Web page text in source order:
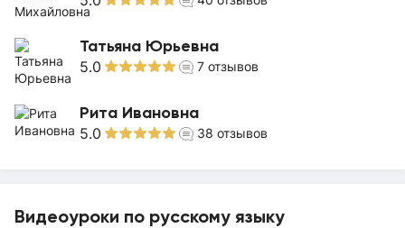
Татьяна Юрьевна
5.0 7 отзывов
Рита Ивановна
5.0 38 отзывов
Видеоуроки по русскому языку